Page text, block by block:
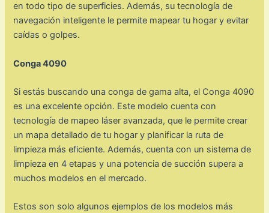
en todo tipo de superficies. Además, su tecnología de
navegación inteligente le permite mapear tu hogar y evitar
caídas o golpes.
Conga 4090
Si estás buscando una conga de gama alta, el Conga 4090
es una excelente opción. Este modelo cuenta con
tecnología de mapeo láser avanzada, que le permite crear
un mapa detallado de tu hogar y planificar la ruta de
limpieza más eficiente. Además, cuenta con un sistema de
limpieza en 4 etapas y una potencia de succión supera a
muchos modelos en el mercado.
Estos son solo algunos ejemplos de los modelos más